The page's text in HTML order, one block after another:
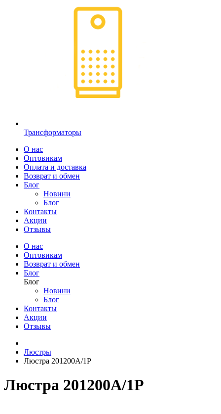
Трансформаторы
О нас
Оптовикам
Оплата и доставка
Возврат и обмен
Блог
Новини
Блог
Контакты
Акции
Отзывы
О нас
Оптовикам
Возврат и обмен
Блог
Блог
Новини
Блог
Контакты
Акции
Отзывы
Люстры
Люстра 201200A/1P
Люстра 201200A/1P